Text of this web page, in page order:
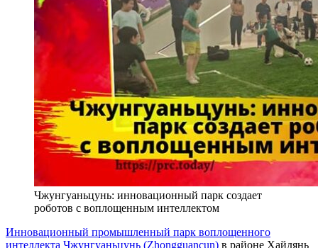
Чжунгуаньцунь: инновационный парк создает
роботов с воплощенным интеллектом
Инновационный промышленный парк воплощенного
интеллекта Чжунгуаньцунь (Zhongguancun) в районе Хайдянь